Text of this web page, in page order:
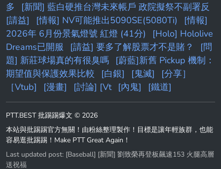
多
[新聞] 藍白硬推台灣未來帳戶 政院擬祭不副署反
[請益]
[情報] NV可能推出5090SE(5080Ti)
[情報]
2026年 6月份景氣燈號 紅燈 (41分)
[Holo] Hololive
Dreams已開服
[請益] 要多了解股票才不是賭？
[問
題] 新莊球場真的有很臭嗎
[蔚藍]新舊 Pickup 機制：
期望值與保護效果比較
[白銀] [鬼滅]
[分享］
［Vtub]
[漫畫] [討論] [Vt [內鬼] [鐵道]
PTT.BEST 批踢踢爆文 © 2026
本站與批踢踢官方無關！由粉絲整理製作！目標是讓年輕族群，也能
容易逛批踢踢！Make PTT Great Again！
Last updated post: [Baseball] [新聞] 劉致榮再登板飆速153 火腿高層
送祝福